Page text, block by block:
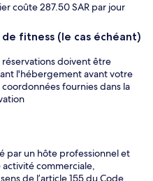
coûte 287.50 SAR par jour
fitness (le cas échéant)
réservations doivent être
l'hébergement avant votre
fournies dans la
par un hôte professionnel et
activité commerciale,
de l’article 155 du Code